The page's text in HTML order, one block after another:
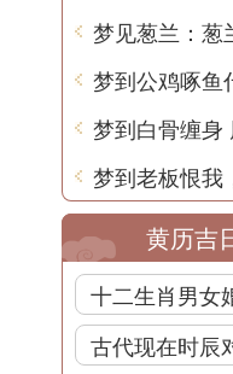
梦见葱兰：葱
黄历吉
十二生肖男女
古代现在时辰